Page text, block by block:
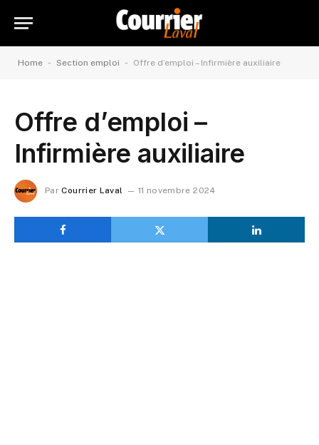
Home - Section emploi - Offre d’emploi – Infirmière auxiliaire
Offre d’emploi –
Infirmière auxiliaire
Par Courrier Laval 11 novembre 2024